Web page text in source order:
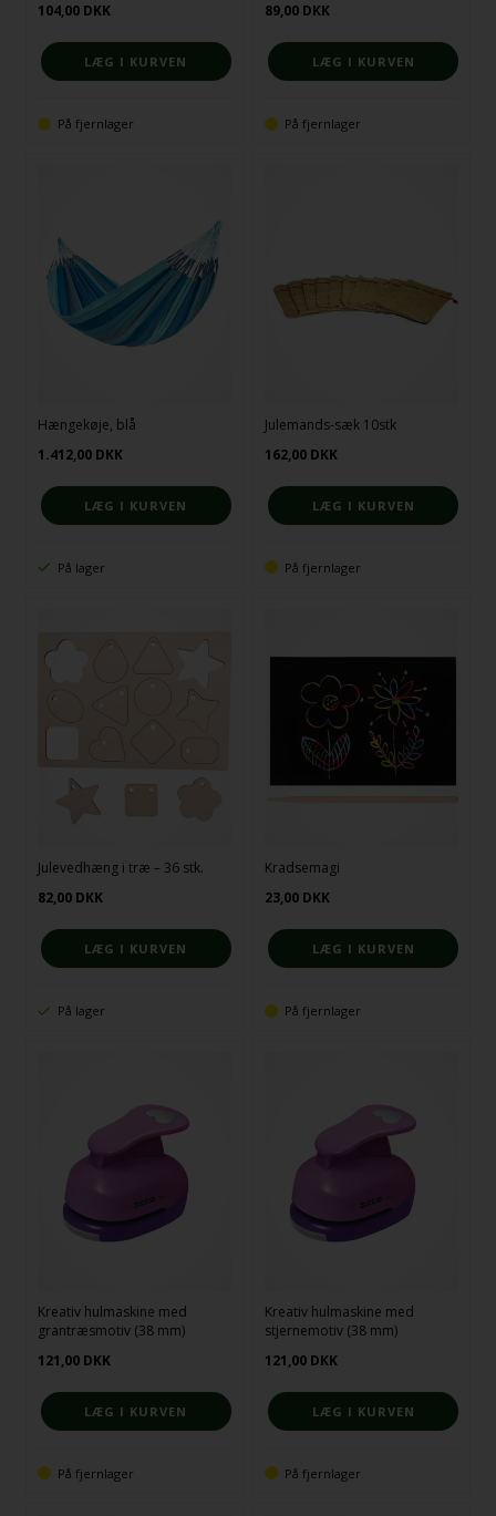
104,00 DKK
På fjernlager
89,00 DKK
På fjernlager
Hængekøje, blå
1.412,00 DKK
På lager
Julemands-sæk 10stk
162,00 DKK
På fjernlager
Julevedhæng i træ – 36 stk.
82,00 DKK
På lager
Kradsemagi
23,00 DKK
På fjernlager
Kreativ hulmaskine med
grantræsmotiv (38 mm)
121,00 DKK
På fjernlager
Kreativ hulmaskine med
stjernemotiv (38 mm)
121,00 DKK
På fjernlager